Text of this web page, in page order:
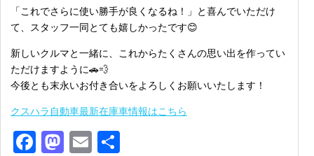
「これでさらに使い勝手が良くなるね！」と喜んでいただけ
て、スタッフ一同とても嬉しかったです😊
新しいクルマと一緒に、これからたくさんの思い出を作ってい
ただけますように🚗💨
今後とも末永いお付き合いをよろしくお願いいたします！
クスハラ自動車最新在庫車情報はこちら
Facebook
Mastodon
Email